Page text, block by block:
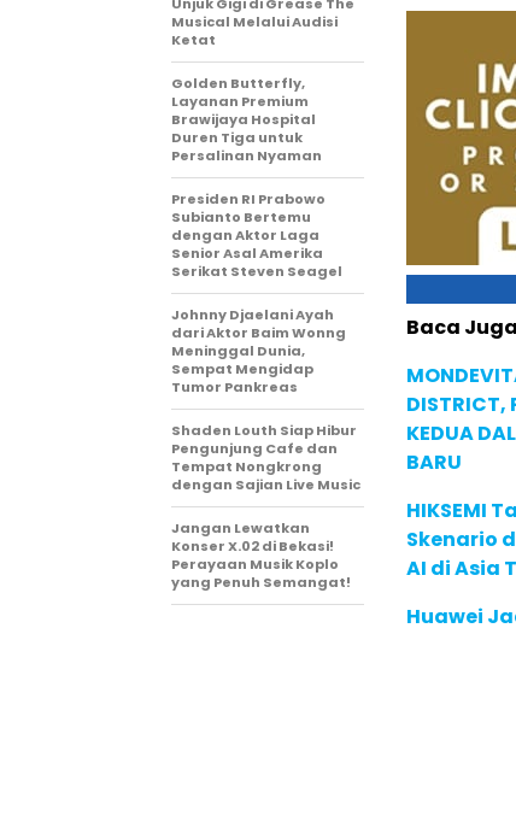
Baca
DISTRICT,
KEDUA
BARU
HIKSEMI
Skenario
AI di Asia
Huawei
Musical Melalui Audisi
Ketat
Golden Butterfly,
Layanan Premium
Brawijaya Hospital
Duren Tiga untuk
Persalinan Nyaman
Presiden RI Prabowo
Subianto Bertemu
dengan Aktor Laga
Senior Asal Amerika
Serikat Steven Seagel
Johnny Djaelani Ayah
dari Aktor Baim Wonng
Meninggal Dunia,
Sempat Mengidap
Tumor Pankreas
Shaden Louth Siap Hibur
Pengunjung Cafe dan
Tempat Nongkrong
dengan Sajian Live Music
Jangan Lewatkan
Konser X.02 di Bekasi!
Perayaan Musik Koplo
yang Penuh Semangat!